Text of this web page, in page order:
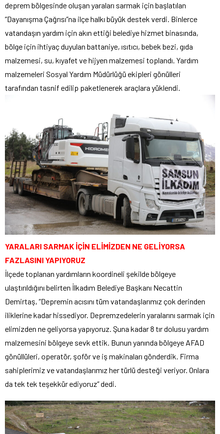
deprem bölgesinde oluşan yaraları sarmak için başlatılan
“Dayanışma Çağrısı”na ilçe halkı büyük destek verdi. Binlerce
vatandaşın yardım için akın ettiği belediye hizmet binasında,
bölge için ihtiyaç duyulan battaniye, ısıtıcı, bebek bezi, gıda
malzemesi, su, kıyafet ve hijyen malzemesi toplandı. Yardım
malzemeleri Sosyal Yardım Müdürlüğü ekipleri gönülleri
tarafından tasnif edilip paketlenerek araçlara yüklendi.
YARALARI SARMAK İÇİN ELİMİZDEN NE GELİYORSA
FAZLASINI YAPIYORUZ
İlçede toplanan yardımların koordineli şekilde bölgeye
ulaştırıldığını belirten İlkadım Belediye Başkanı Necattin
Demirtaş, “Depremin acısını tüm vatandaşlarımız çok derinden
iliklerine kadar hissediyor. Depremzedelerin yaralarını sarmak için
elimizden ne geliyorsa yapıyoruz. Şuna kadar 8 tır dolusu yardım
malzemesini bölgeye sevk ettik. Bunun yanında bölgeye AFAD
gönüllüleri, operatör, şoför ve iş makinaları gönderdik. Firma
sahiplerimiz ve vatandaşlarımız her türlü desteği veriyor. Onlara
da tek tek teşekkür ediyoruz” dedi.